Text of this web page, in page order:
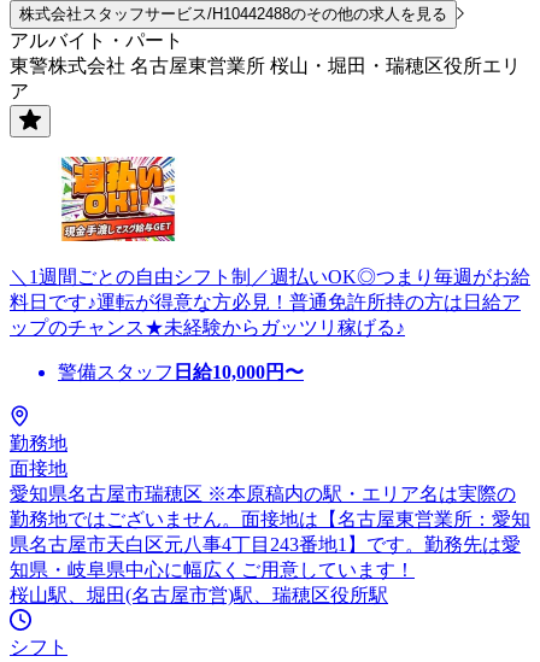
株式会社スタッフサービス/H10442488のその他の求人を見る
アルバイト・パート
東警株式会社 名古屋東営業所 桜山・堀田・瑞穂区役所エリ
ア
＼1週間ごとの自由シフト制／週払いOK◎つまり毎週がお給
料日です♪運転が得意な方必見！普通免許所持の方は日給ア
ップのチャンス★未経験からガッツリ稼げる♪
警備スタッフ 日給10,000円〜
勤務地
面接地
愛知県名古屋市瑞穂区 ※本原稿内の駅・エリア名は実際の
勤務地ではございません。面接地は【名古屋東営業所：愛知
県名古屋市天白区元八事4丁目243番地1】です。勤務先は愛
知県・岐阜県中心に幅広くご用意しています！
桜山駅、堀田(名古屋市営)駅、瑞穂区役所駅
シフト